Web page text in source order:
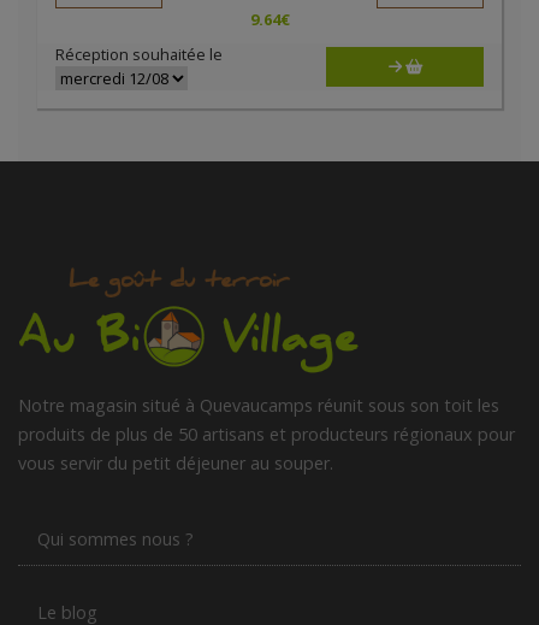
9.64€
Réception souhaitée le
Notre magasin situé à Quevaucamps réunit sous son toit les
produits de plus de 50 artisans et producteurs régionaux pour
vous servir du petit déjeuner au souper.
Qui sommes nous ?
Le blog